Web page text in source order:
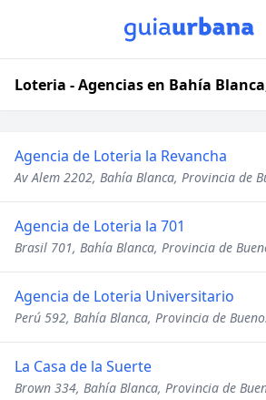
Agencia de Loteria la Revancha
Av Alem 2202, Bahía Blanca, Provincia de
Agencia de Loteria la 701
Brasil 701, Bahía Blanca, Provincia de
Agencia de Loteria Universitario
Perú 592, Bahía Blanca, Provincia de
La Casa de la Suerte
Brown 334, Bahía Blanca, Provincia de